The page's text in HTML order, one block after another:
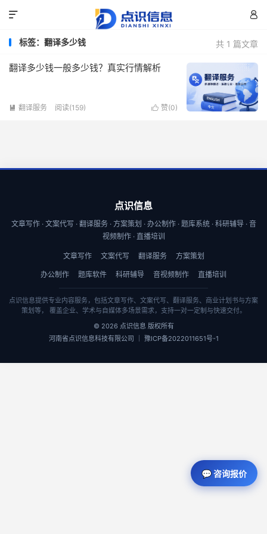


共 1 篇文章
标签：翻译多少钱
翻译多少钱一般多少钱？真实行情解析
 赞(0)
 翻译服务 阅读(159)
点识信息
文章写作 · 文案代写 · 翻译服务 · 方案策划 · 办公制作 · 题库系统 · 科研辅导 · 音
视频制作 · 直播培训
文章写作 文案代写 翻译服务 方案策划
办公制作 题库软件 科研辅导 音视频制作 直播培训
点识信息提供专业内容服务，包括文章写作、文案代写、翻译服务、商业计划书与方案
策划等， 覆盖企业、学术与自媒体多场景需求，支持一对一定制与快速交付。
© 2026 点识信息 版权所有
河南省点识信息科技有限公司 ｜ 豫ICP备2022011651号-1
💬 咨询报价